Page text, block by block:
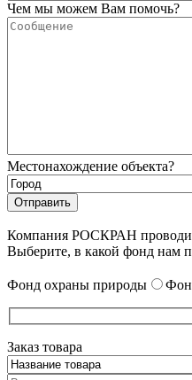
Чем мы можем Вам помочь?
Местонахождение объекта?
Компания РОСКРАН проводит
Выберите, в какой фонд нам
Фонд охраны природы
Заказ товара